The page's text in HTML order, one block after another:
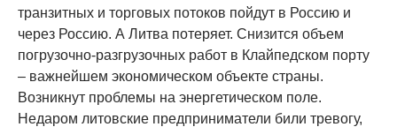
транзитных и торговых потоков пойдут в Россию и
через Россию. А Литва потеряет. Снизится объем
погрузочно-разгрузочных работ в Клайпедском порту
– важнейшем экономическом объекте страны.
Возникнут проблемы на энергетическом поле.
Недаром литовские предприниматели били тревогу,